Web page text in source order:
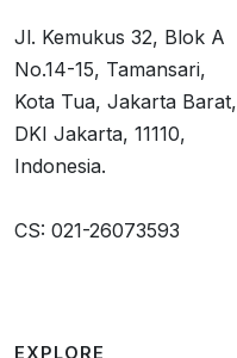
Jl. Kemukus 32, Blok A
No.14-15, Tamansari,
Kota Tua, Jakarta Barat,
DKI Jakarta, 11110,
Indonesia.
CS: 021-26073593
EXPLORE